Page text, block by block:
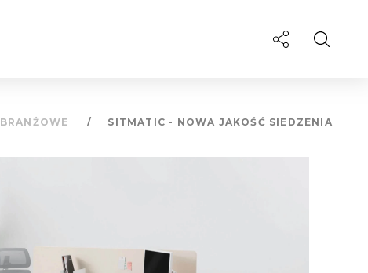
BRANŻOWE SITMATIC - NOWA JAKOŚĆ SIEDZENIA